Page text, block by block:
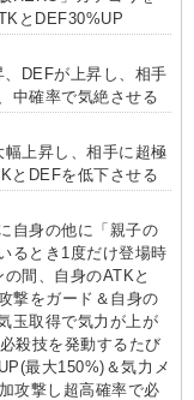
とDEF30%UP
DEFが上昇し、相手
中確率で気絶させる
上昇し、相手に超極
とDEFを低下させる
自身の他に「親子の
るとき1度だけ登場時
間、自身のATKと
撃をガード＆自身の
玉取得で気力が上が
殺技を発動するたび
最大150%)＆気力メ
攻撃し超高確率で必